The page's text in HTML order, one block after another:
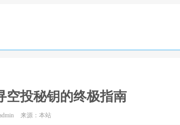
空投秘钥的终极指南
来源：本站